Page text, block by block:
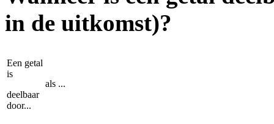
in de uitkomst)?
Een getal
is
deelbaar
door...
als ...